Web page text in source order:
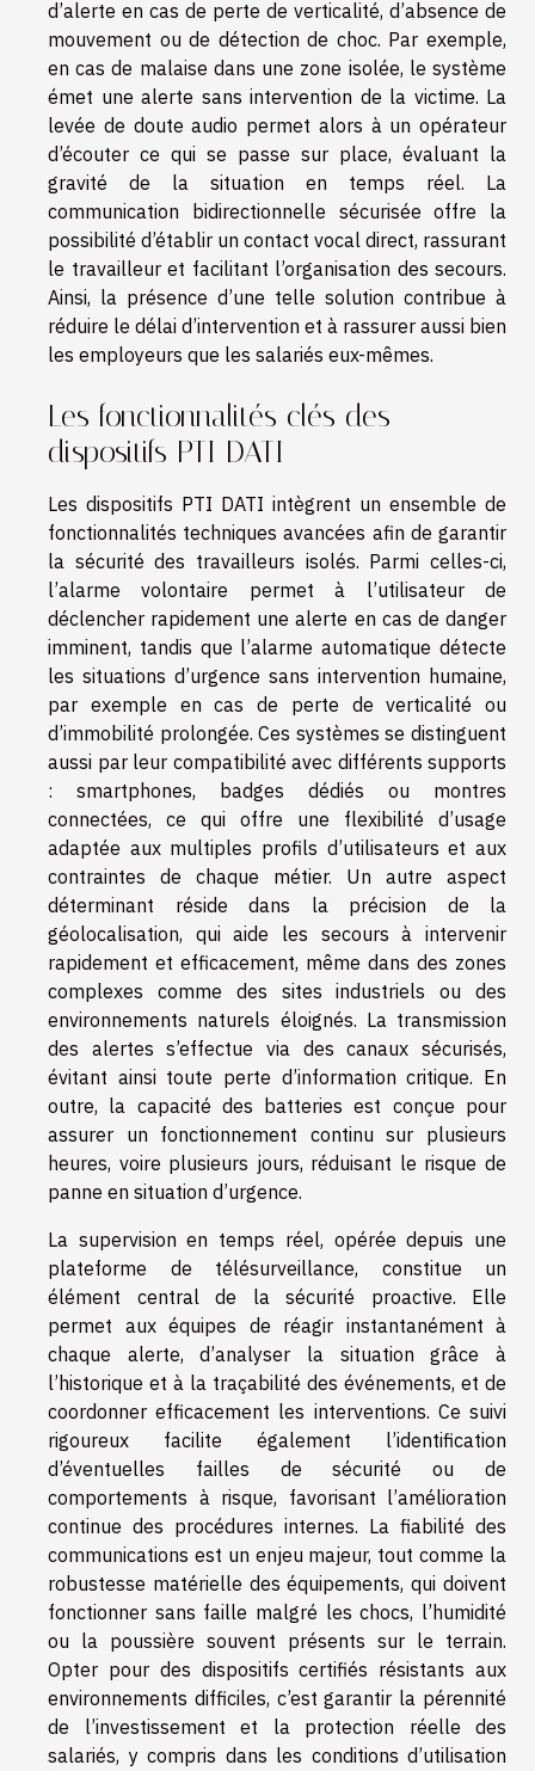
d’alerte en cas de perte de verticalité, d’absence de
mouvement ou de détection de choc. Par exemple,
en cas de malaise dans une zone isolée, le système
émet une alerte sans intervention de la victime. La
levée de doute audio permet alors à un opérateur
d’écouter ce qui se passe sur place, évaluant la
gravité de la situation en temps réel. La
communication bidirectionnelle sécurisée offre la
possibilité d’établir un contact vocal direct, rassurant
le travailleur et facilitant l’organisation des secours.
Ainsi, la présence d’une telle solution contribue à
réduire le délai d’intervention et à rassurer aussi bien
les employeurs que les salariés eux-mêmes.
Les fonctionnalités clés des
dispositifs PTI DATI
Les dispositifs PTI DATI intègrent un ensemble de
fonctionnalités techniques avancées afin de garantir
la sécurité des travailleurs isolés. Parmi celles-ci,
l’alarme volontaire permet à l’utilisateur de
déclencher rapidement une alerte en cas de danger
imminent, tandis que l’alarme automatique détecte
les situations d’urgence sans intervention humaine,
par exemple en cas de perte de verticalité ou
d’immobilité prolongée. Ces systèmes se distinguent
aussi par leur compatibilité avec différents supports
: smartphones, badges dédiés ou montres
connectées, ce qui offre une flexibilité d’usage
adaptée aux multiples profils d’utilisateurs et aux
contraintes de chaque métier. Un autre aspect
déterminant réside dans la précision de la
géolocalisation, qui aide les secours à intervenir
rapidement et efficacement, même dans des zones
complexes comme des sites industriels ou des
environnements naturels éloignés. La transmission
des alertes s’effectue via des canaux sécurisés,
évitant ainsi toute perte d’information critique. En
outre, la capacité des batteries est conçue pour
assurer un fonctionnement continu sur plusieurs
heures, voire plusieurs jours, réduisant le risque de
panne en situation d’urgence.
La supervision en temps réel, opérée depuis une
plateforme de télésurveillance, constitue un
élément central de la sécurité proactive. Elle
permet aux équipes de réagir instantanément à
chaque alerte, d’analyser la situation grâce à
l’historique et à la traçabilité des événements, et de
coordonner efficacement les interventions. Ce suivi
rigoureux facilite également l’identification
d’éventuelles failles de sécurité ou de
comportements à risque, favorisant l’amélioration
continue des procédures internes. La fiabilité des
communications est un enjeu majeur, tout comme la
robustesse matérielle des équipements, qui doivent
fonctionner sans faille malgré les chocs, l’humidité
ou la poussière souvent présents sur le terrain.
Opter pour des dispositifs certifiés résistants aux
environnements difficiles, c’est garantir la pérennité
de l’investissement et la protection réelle des
salariés, y compris dans les conditions d’utilisation